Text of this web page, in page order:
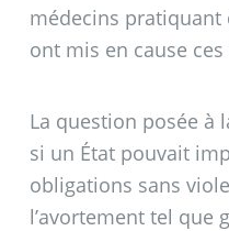
médecins pratiquant
ont mis en cause
La question posée à
si un État pouvait
obligations sans
l’avortement tel que